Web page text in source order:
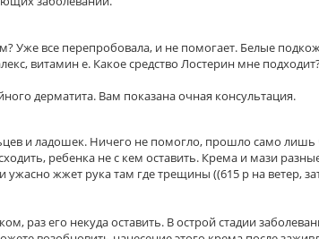
Уже все перепробовала, и не помогает. Белые
витамин е. Какое средство Лостерин мне
дерматита. Вам показана очная консультация.
и ладошек. Ничего не помогло, прошло само
ребенка не с кем оставить. Крема и мази
жжет рука там где трещины ((615 р на ветер,
раз его некуда оставить. В острой стадии